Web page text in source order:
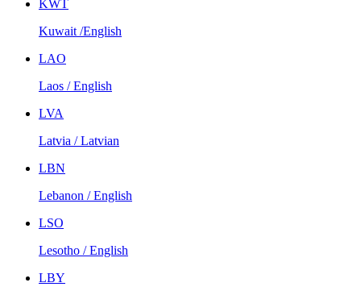
KWT
Kuwait /English
LAO
Laos / English
LVA
Latvia / Latvian
LBN
Lebanon / English
LSO
Lesotho / English
LBY